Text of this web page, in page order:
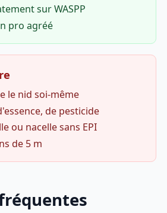
sur WASPP
pro agréé
le nid soi-même
de pesticide
ou nacelle sans EPI
de 5 m